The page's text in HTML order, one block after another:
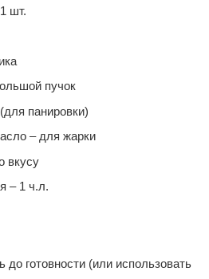
шт.
пучок
панировки)
– для жарки
вкусу
– 1 ч.л.
до готовности (или использовать